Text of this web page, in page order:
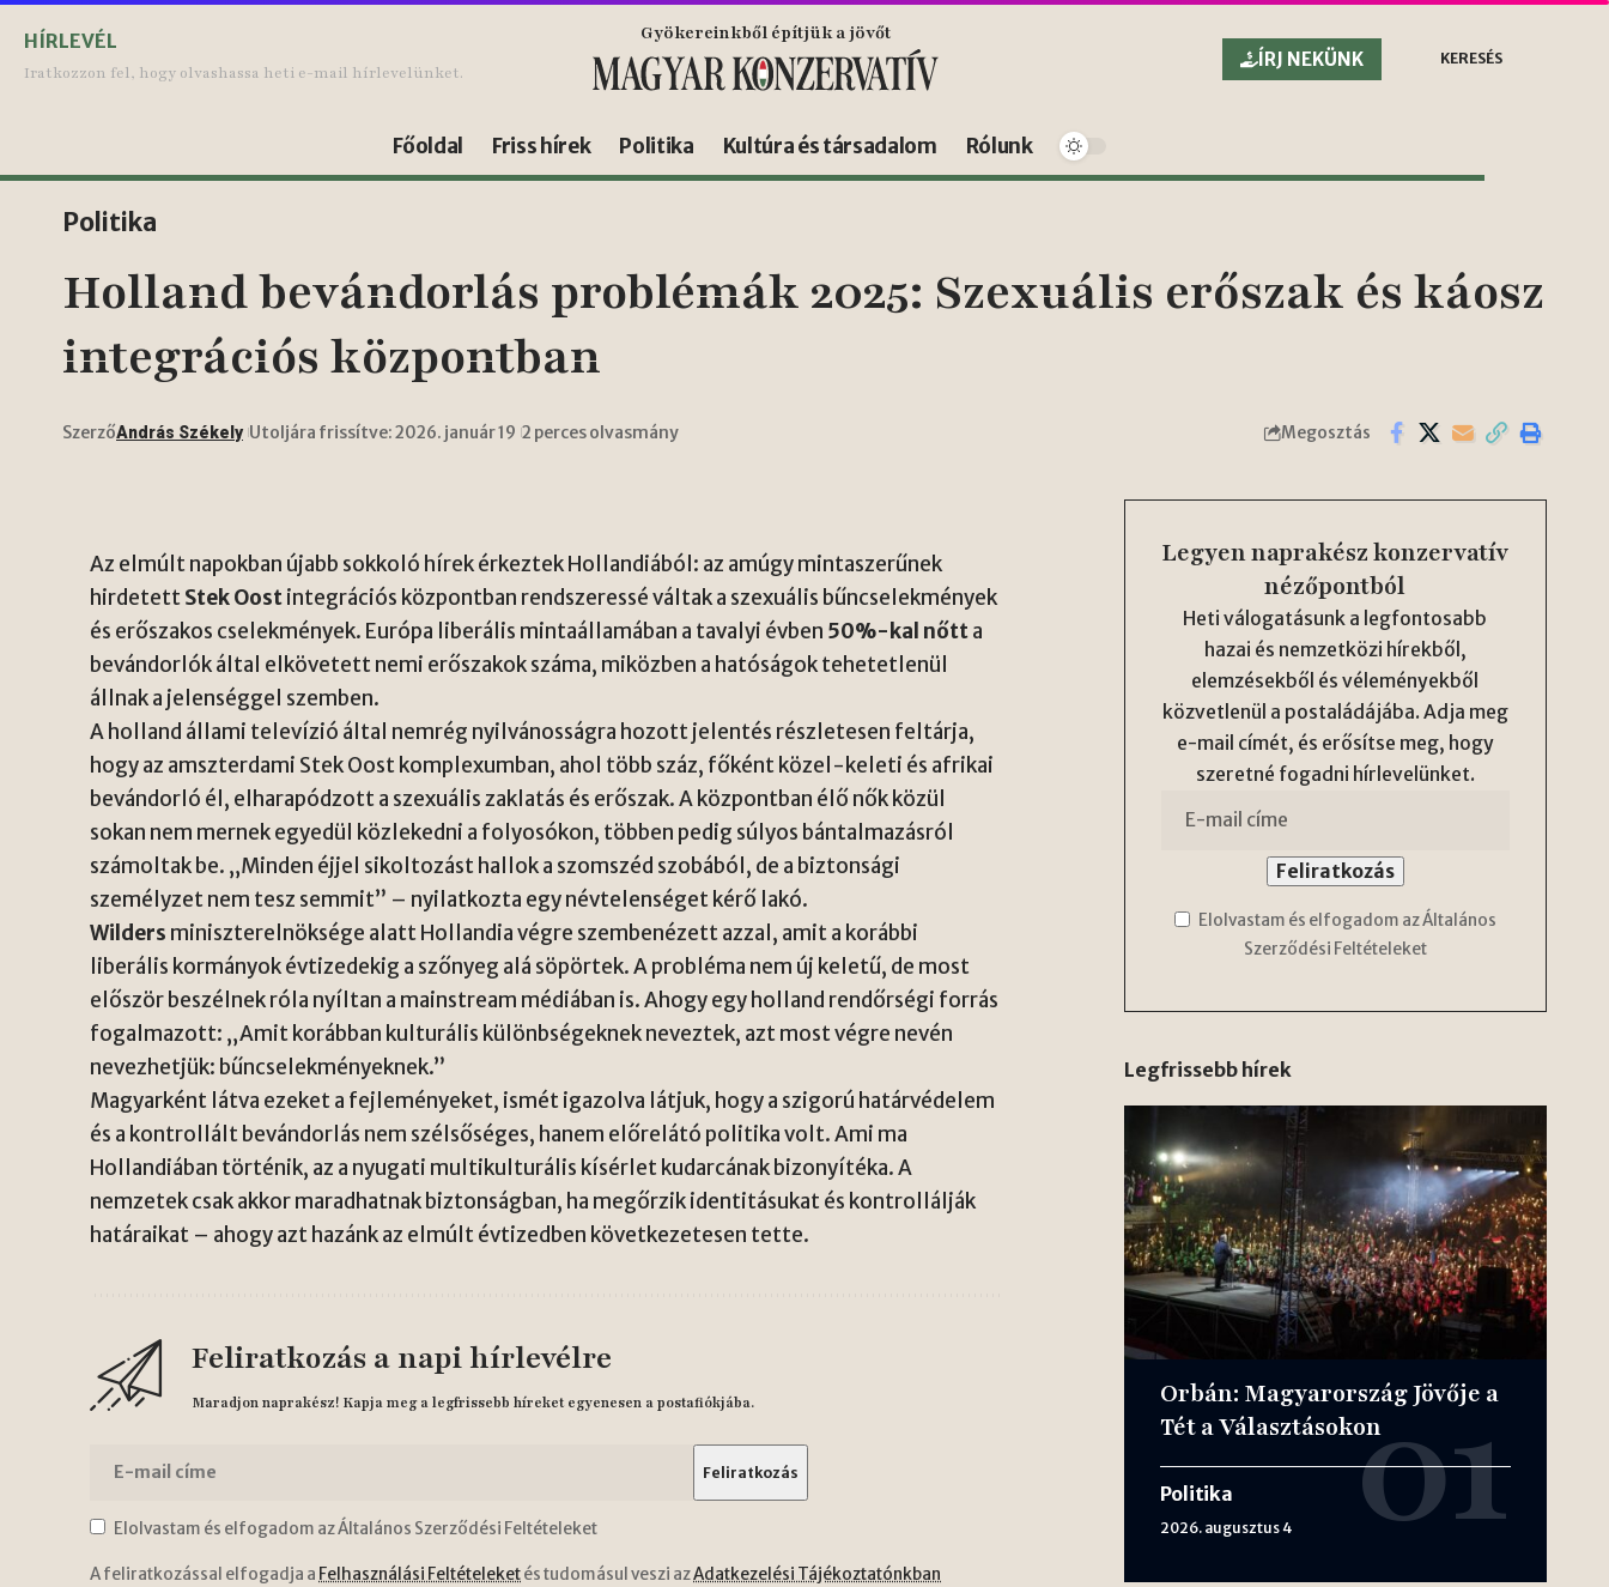
HÍRLEVÉL
Iratkozzon fel, hogy olvashassa heti e-mail hírlevelünket.
Gyökereinkből építjük a jövőt
ÍRJ NEKÜNK
KERESÉS
Főoldal Friss hírek Politika Kultúra és társadalom Rólunk
Politika
Holland bevándorlás problémák 2025: Szexuális erőszak és káosz
integrációs központban
SzerzőAndrás Székely Utoljára frissítve: 2026. január 19 2 perces olvasmány Megosztás
Az elmúlt napokban újabb sokkoló hírek érkeztek Hollandiából: az amúgy mintaszerűnek
hirdetettStek Oostintegrációs központban rendszeressé váltak a szexuális bűncselekmények
és erőszakos cselekmények. Európa liberális mintaállamában a tavalyi évben 50%-kal nőtta
bevándorlók által elkövetett nemi erőszakok száma, miközben a hatóságok tehetetlenül
állnak a jelenséggel szemben.
A holland állami televízió által nemrég nyilvánosságra hozott jelentés részletesen feltárja,
hogy az amszterdami Stek Oost komplexumban, ahol több száz, főként közel-keleti és afrikai
bevándorló él, elharapódzott a szexuális zaklatás és erőszak. A központban élő nők közül
sokan nem mernek egyedül közlekedni a folyosókon, többen pedig súlyos bántalmazásról
számoltak be. „Minden éjjel sikoltozást hallok a szomszéd szobából, de a biztonsági
személyzet nem tesz semmit” – nyilatkozta egy névtelenséget kérő lakó.
Wilders miniszterelnöksége alatt Hollandia végre szembenézett azzal, amit a korábbi
liberális kormányok évtizedekig a szőnyeg alá söpörtek. A probléma nem új keletű, de most
először beszélnek róla nyíltan a mainstream médiában is. Ahogy egy holland rendőrségi forrás
fogalmazott: „Amit korábban kulturális különbségeknek neveztek, azt most végre nevén
nevezhetjük: bűncselekményeknek.”
Magyarként látva ezeket a fejleményeket, ismét igazolva látjuk, hogy a szigorú határvédelem
és a kontrollált bevándorlás nem szélsőséges, hanem előrelátó politika volt. Ami ma
Hollandiában történik, az a nyugati multikulturális kísérlet kudarcának bizonyítéka. A
nemzetek csak akkor maradhatnak biztonságban, ha megőrzik identitásukat és kontrollálják
határaikat – ahogy azt hazánk az elmúlt évtizedben következetesen tette.
Feliratkozás a napi hírlevélre
Maradjon naprakész! Kapja meg a legfrissebb híreket egyenesen a postafiókjába.
Elolvastam és elfogadom az Általános Szerződési Feltételeket
A feliratkozással elfogadja a Felhasználási Feltételeketés tudomásul veszi azAdatkezelési Tájékoztatónkban
Legyen naprakész konzervatív
nézőpontból
Heti válogatásunk a legfontosabb
hazai és nemzetközi hírekből,
elemzésekből és véleményekből
közvetlenül a postaládájába. Adja meg
e-mail címét, és erősítse meg, hogy
szeretné fogadni hírlevelünket.
Elolvastam és elfogadom az Általános
Szerződési Feltételeket
Legfrissebb hírek
Orbán: Magyarország Jövője a
Tét a Választásokon
Politika
2026. augusztus 4